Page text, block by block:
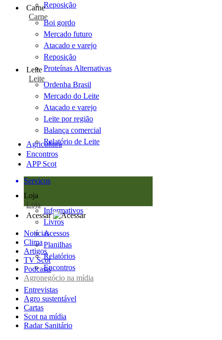
Reposição
Carne
Carne
Boi gordo
Mercado futuro
Atacado e varejo
Reposição
Proteínas Alternativas
Leite
Leite
Ordenha Brasil
Mercado do Leite
Atacado e varejo
Leite por região
Balança comercial
Relatório de Leite
Agricultura
Encontros
APP Scot
Serviços
Loja
Loja
Informativos
Livros
Acessos
Planilhas
Relatórios
Encontros
Acessar
Notícias
Clima
Artigos
TV Scot
Podcasts
Agronegócio na mídia
Entrevistas
Agro sustentável
Cartas
Scot na mídia
Radar Sanitário